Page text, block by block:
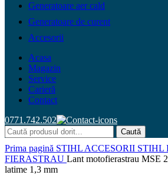
Generatoare aer cald
Generatoare de curent
Accesorii
Acasa
Magazin
Service
Carieră
Contact
0771.742.502
Caută
Prima pagină STIHL ACCESORII STIHL
FIERASTRAU Lant motofierastrau MSE
latime 1,3 mm